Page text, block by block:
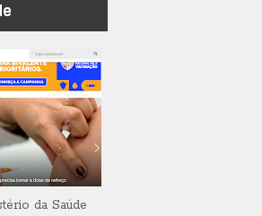
da Saúde